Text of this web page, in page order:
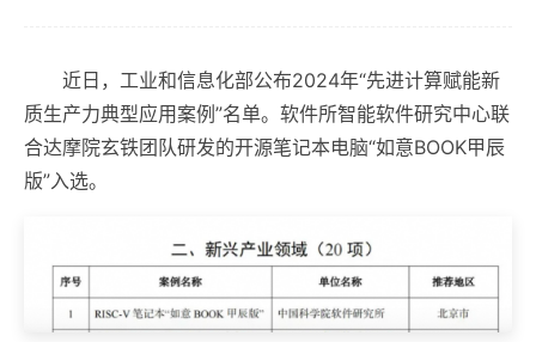
近日，工业和信息化部公布2024年“先进计算赋能新
质生产力典型应用案例”名单。软件所智能软件研究中心联
合达摩院玄铁团队研发的开源笔记本电脑“如意BOOK甲辰
版”入选。